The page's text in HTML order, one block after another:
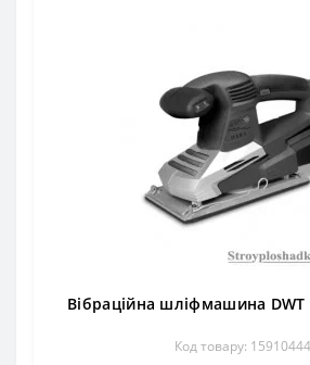
Вібраційна шліфмашина DWT
Код товару: 15910444